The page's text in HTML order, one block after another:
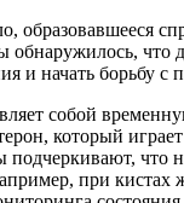
образовавшееся
что
и начать борьбу
собой
который
подчеркивают, что
при